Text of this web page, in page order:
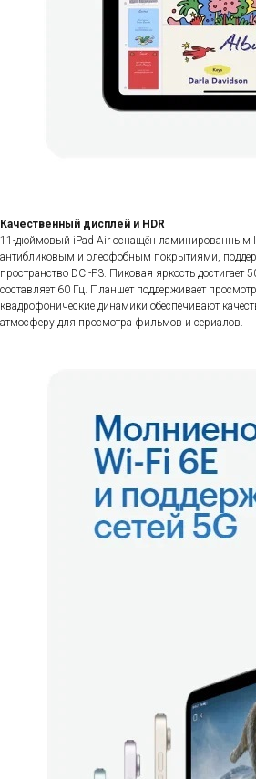
Качественный дисплей и HDR
11-дюймовый iPad Air оснащён ламинированным
антибликовым и олеофобным покрытиями,
пространство DCI-P3. Пиковая яркость достигает
составляет 60 Гц. Планшет поддерживает
квадрофонические динамики обеспечивают
атмосферу для просмотра фильмов и сериалов.